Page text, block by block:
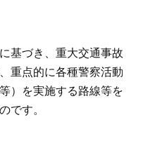
基づき、重大交通事故
重点的に各種警察活動
）を実施する路線等を
です。